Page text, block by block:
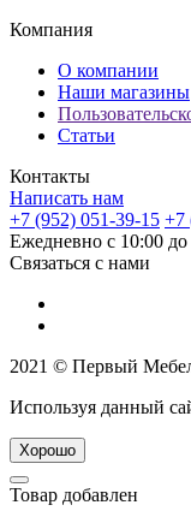
Компания
О компании
Наши магазины
Статьи
Контакты
Написать нам
+7 (952) 051-39-15 +7
Ежедневно с 10:00 до
Связаться с нами
2021 © Первый
Используя данный
Хорошо
Товар добавлен